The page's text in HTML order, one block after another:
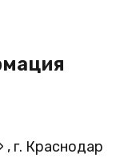
г. Краснодар